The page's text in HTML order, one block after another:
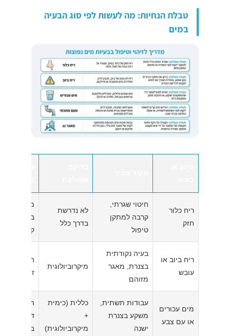
טבלת הנחיות: מה לעשות לפי סוג הבעיה
במים
ריח כלור
חזק
חיטוי שגרתי,
קרבה למתקן
טיפול
לא נדרשת
בדרך כלל
מילוי
במקרר,
קצרה
ריח ביוב או
עובש
בעיה נקודתית
בצנרת, מאגר
מזוהם
מיקרוביולוגית
הפסקת
זמנית
מים עכורים
או עם צבע
עבודות תשתית,
משקע בצנרת
ישנה
כללית (כימית
+
מיקרוביולוגית)
דקות;
בצילום